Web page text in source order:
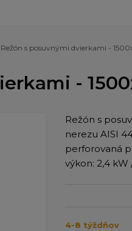
Režón s posuvnými dvierkami -
-
Režón s
nerezu AISI
perforovaná
výkon: 2,4 kW
4-8 týždňov